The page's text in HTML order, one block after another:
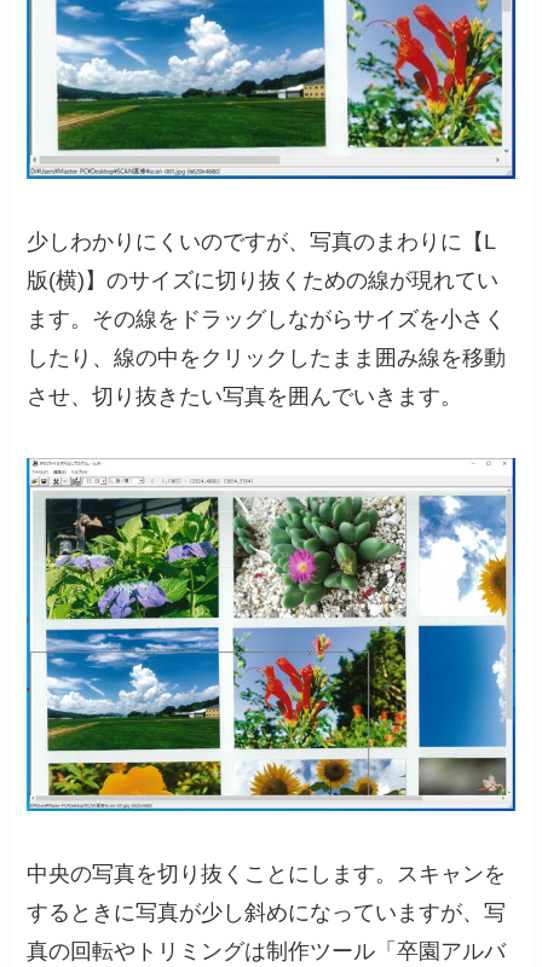
少しわかりにくいのですが、写真のまわりに【L
版(横)】のサイズに切り抜くための線が現れてい
ます。その線をドラッグしながらサイズを小さく
したり、線の中をクリックしたまま囲み線を移動
させ、切り抜きたい写真を囲んでいきます。
中央の写真を切り抜くことにします。スキャンを
するときに写真が少し斜めになっていますが、写
真の回転やトリミングは制作ツール「卒園アルバ